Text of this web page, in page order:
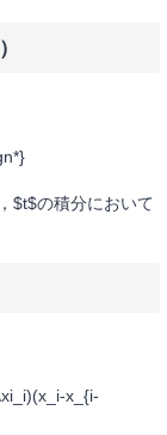
$t$の積分において
x_{i-